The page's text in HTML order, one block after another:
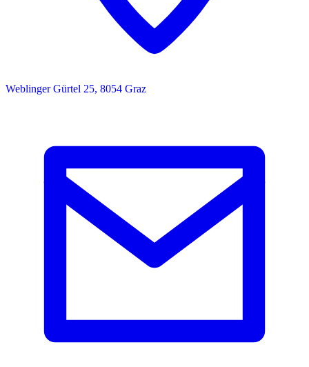
Weblinger Gürtel 25, 8054 Graz